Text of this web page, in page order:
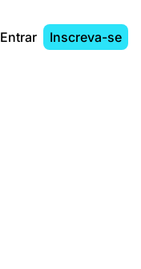
Entrar Inscreva-se